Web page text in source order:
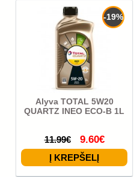
-19%
Alyva TOTAL 5W20
QUARTZ INEO ECO-B 1L
11.99€ 9.60€